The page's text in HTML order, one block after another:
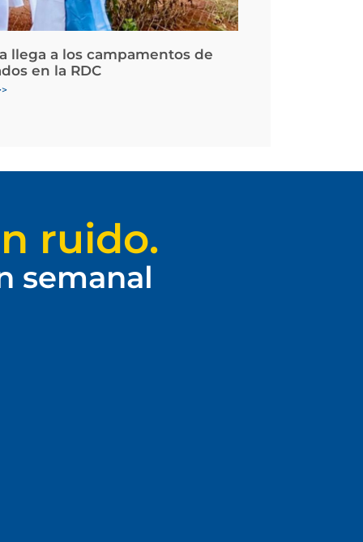
llega a los campamentos de
en la RDC
ruido.
semanal